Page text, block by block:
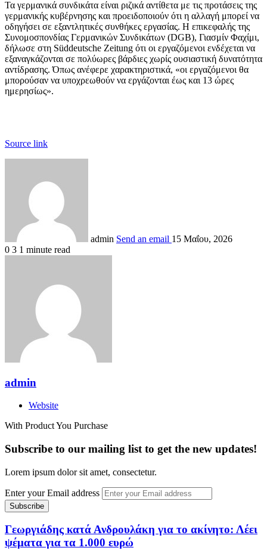
Τα γερμανικά συνδικάτα είναι ριζικά αντίθετα με τις προτάσεις της
γερμανικής κυβέρνησης και προειδοποιούν ότι η αλλαγή μπορεί να
οδηγήσει σε εξαντλητικές συνθήκες εργασίας. Η επικεφαλής της
Συνομοσπονδίας Γερμανικών Συνδικάτων (DGB), Γιασμίν Φαχίμι,
δήλωσε στη Süddeutsche Zeitung ότι οι εργαζόμενοι ενδέχεται να
εξαναγκάζονται σε πολύωρες βάρδιες χωρίς ουσιαστική δυνατότητα
αντίδρασης. Όπως ανέφερε χαρακτηριστικά, «οι εργαζόμενοι θα
μπορούσαν να υποχρεωθούν να εργάζονται έως και 13 ώρες
ημερησίως».
Source link
admin Send an email 15 Μαΐου, 2026
0 3 1 minute read
admin
Website
With Product You Purchase
Subscribe to our mailing list to get the new updates!
Lorem ipsum dolor sit amet, consectetur.
Enter your Email address
Γεωργιάδης κατά Ανδρουλάκη για το ακίνητο: Λέει
ψέματα για τα 1.000 ευρώ